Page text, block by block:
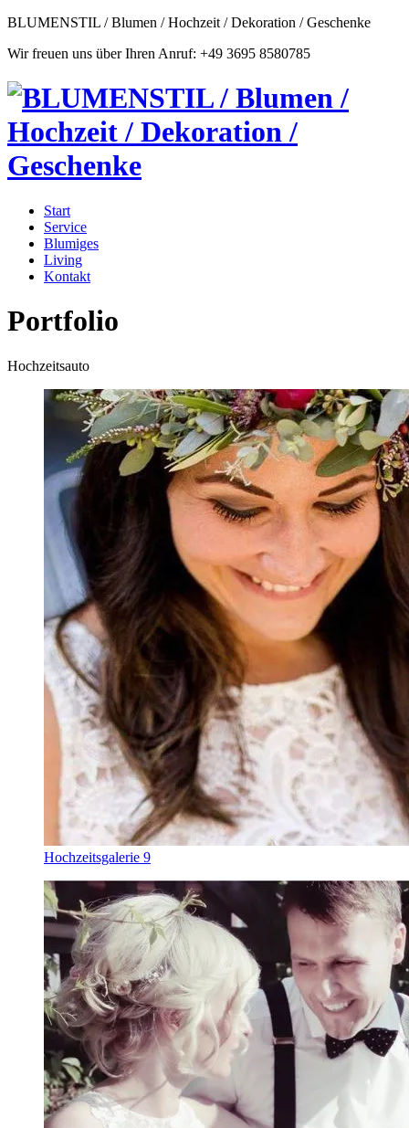
BLUMENSTIL / Blumen / Hochzeit / Dekoration / Geschenke
Wir freuen uns über Ihren Anruf: +49 3695 8580785
Start
Service
Blumiges
Living
Kontakt
Portfolio
Hochzeitsauto
Hochzeitsgalerie 9